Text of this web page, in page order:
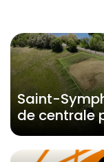
Saint-
de centrale
son